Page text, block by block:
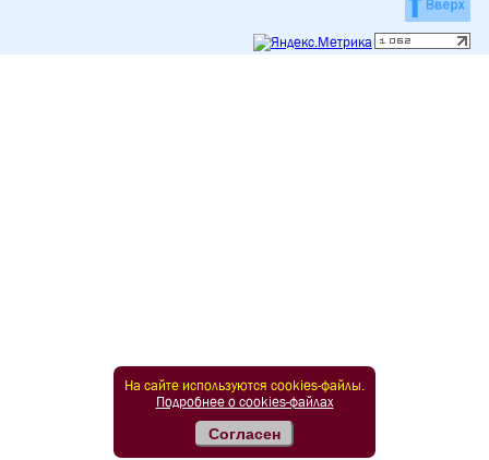
На сайте используются cookies-файлы.
Подробнее о cookies-файлах
Согласен